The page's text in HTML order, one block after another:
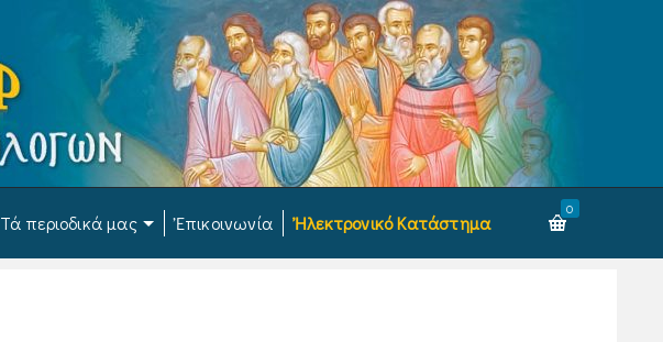
Τά περιοδικά μας Ἐπικοινωνία Ἠλεκτρονικό Κατάστημα
0